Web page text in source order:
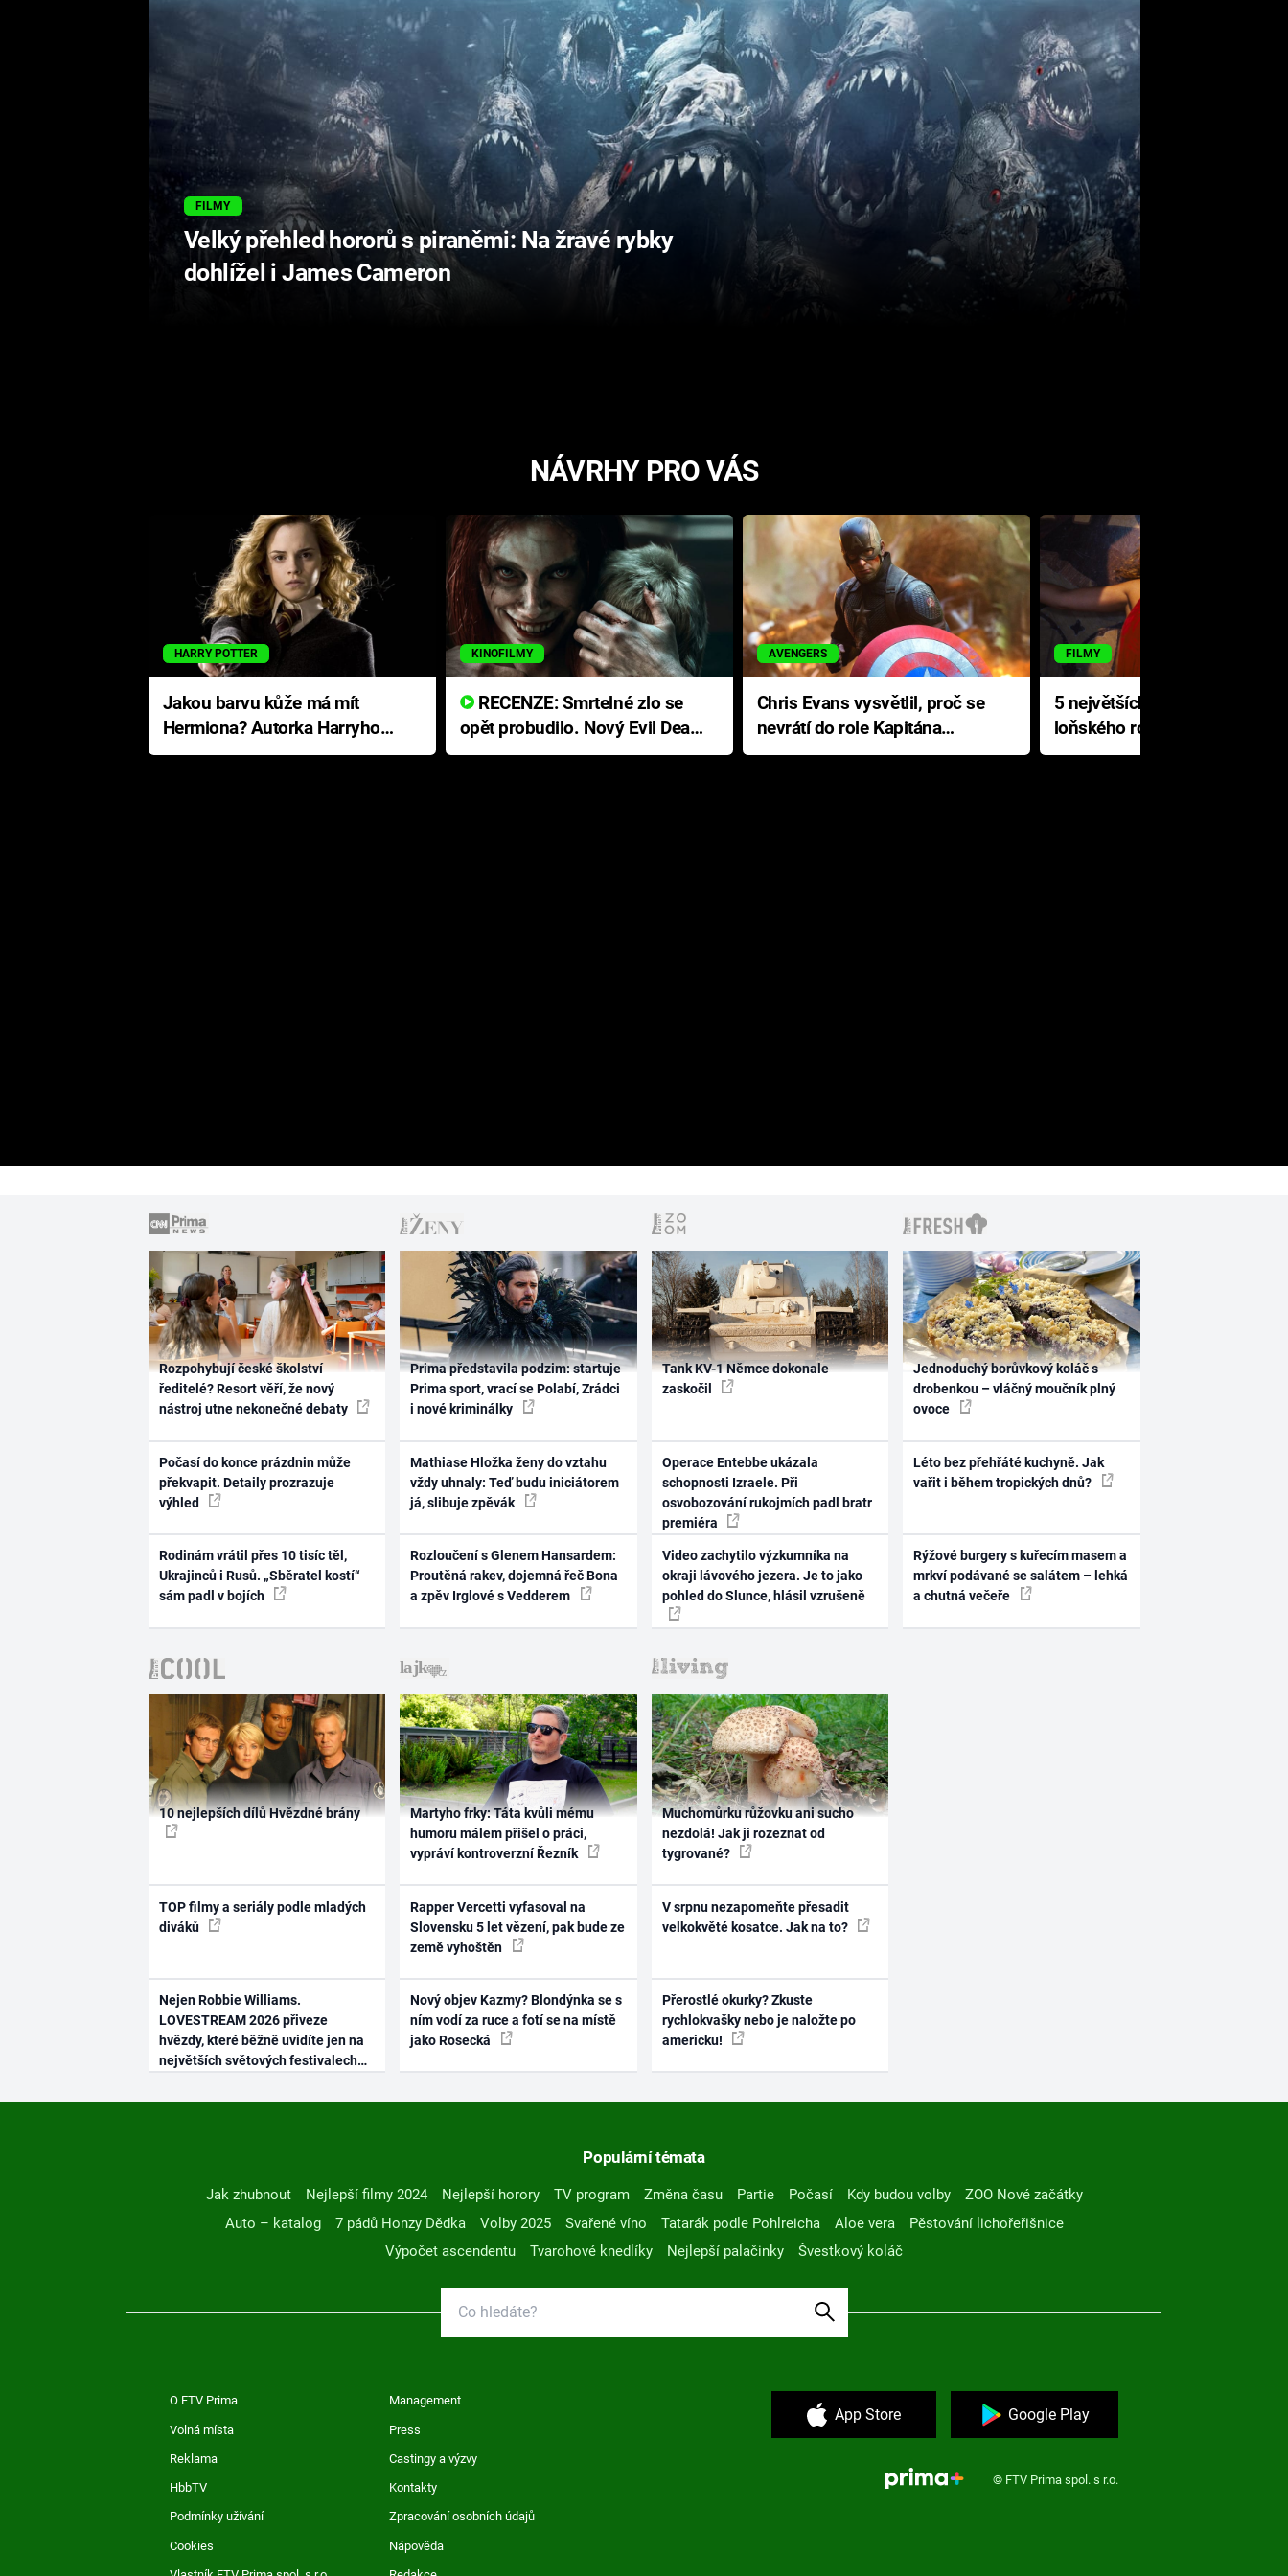
FILMY
Velký přehled hororů s piraněmi: Na žravé rybky
dohlížel i James Cameron
NÁVRHY PRO VÁS
HARRY POTTER
Jakou barvu kůže má mít
Hermiona? Autorka Harryho
Pottera přišla s ráznou
KINOFILMY
RECENZE: Smrtelné zlo se
opět probudilo. Nový Evil Dead
přichází s neodolatelnou
AVENGERS
Chris Evans vysvětlil, proč se
nevrátí do role Kapitána
Ameriky
FILMY
5 největších propadáků
loňského roku: Disney na
jediné katastrofě prodělal 200
Rozpohybují české školství
ředitelé? Resort věří, že nový
nástroj utne nekonečné debaty
Počasí do konce prázdnin může
překvapit. Detaily prozrazuje
výhled
Rodinám vrátil přes 10 tisíc těl,
Ukrajinců i Rusů. „Sběratel kostí“
sám padl v bojích
Prima představila podzim: startuje
Prima sport, vrací se Polabí, Zrádci
i nové kriminálky
Mathiase Hložka ženy do vztahu
vždy uhnaly: Teď budu iniciátorem
já, slibuje zpěvák
Rozloučení s Glenem Hansardem:
Proutěná rakev, dojemná řeč Bona
a zpěv Irglové s Vedderem
Tank KV-1 Němce dokonale
zaskočil
Operace Entebbe ukázala
schopnosti Izraele. Při
osvobozování rukojmích padl bratr
premiéra
Video zachytilo výzkumníka na
okraji lávového jezera. Je to jako
pohled do Slunce, hlásil vzrušeně
Jednoduchý borůvkový koláč s
drobenkou – vláčný moučník plný
ovoce
Léto bez přehřáté kuchyně. Jak
vařit i během tropických dnů?
Rýžové burgery s kuřecím masem a
mrkví podávané se salátem – lehká
a chutná večeře
10 nejlepších dílů Hvězdné brány
TOP filmy a seriály podle mladých
diváků
Nejen Robbie Williams.
LOVESTREAM 2026 přiveze
hvězdy, které běžně uvidíte jen na
největších světových festivalech
Martyho frky: Táta kvůli mému
humoru málem přišel o práci,
vypráví kontroverzní Řezník
Rapper Vercetti vyfasoval na
Slovensku 5 let vězení, pak bude ze
země vyhoštěn
Nový objev Kazmy? Blondýnka se s
ním vodí za ruce a fotí se na místě
jako Rosecká
Muchomůrku růžovku ani sucho
nezdolá! Jak ji rozeznat od
tygrované?
V srpnu nezapomeňte přesadit
velkokvěté kosatce. Jak na to?
Přerostlé okurky? Zkuste
rychlokvašky nebo je naložte po
americku!
Populární témata
Jak zhubnout Nejlepší filmy 2024 Nejlepší horory TV program Změna času Partie Počasí Kdy budou volby
ZOO Nové začátky
Auto – katalog
7 pádů Honzy Dědka Volby 2025 Svařené víno Tatarák podle Pohlreicha Aloe vera
Pěstování lichořeřišnice
Výpočet ascendentu
Tvarohové knedlíky Nejlepší palačinky Švestkový koláč
O FTV Prima Management
Volná místa Press
Reklama Castingy a výzvy
HbbTV Kontakty
Podmínky užívání Zpracování osobních údajů
Cookies Nápověda
App Store Google Play
© FTV Prima spol. s r.o.